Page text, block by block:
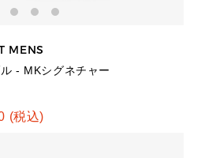
MENS
- MKシグネチャー
(税込)